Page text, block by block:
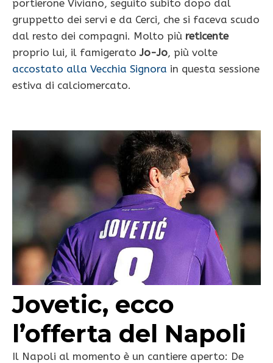
portierone Viviano, seguito subito dopo dal
gruppetto dei servi e da Cerci, che si faceva scudo
dal resto dei compagni. Molto più reticente
proprio lui, il famigeratoJo-Jo, più volte
accostato alla Vecchia Signora in questa sessione
estiva di calciomercato.
Jovetic, ecco
l’offerta del Napoli
Il Napoli al momento è un cantiere aperto: De